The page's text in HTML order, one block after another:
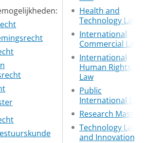
Health and
Technology Law
International
Commercial Law
International
Human Rights
Law
Public
International Law
Research Master
Technology Law
and Innovation